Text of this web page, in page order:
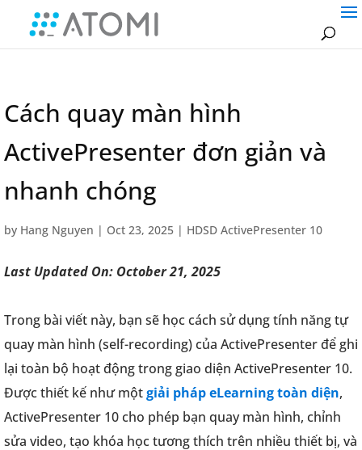
Cách quay màn hình
ActivePresenter đơn giản và
nhanh chóng
by Hang Nguyen | Oct 23, 2025 | HDSD ActivePresenter 10
Last Updated On: October 21, 2025
Trong bài viết này, bạn sẽ học cách sử dụng tính năng tự
quay màn hình (self-recording) của ActivePresenter để ghi
lại toàn bộ hoạt động trong giao diện ActivePresenter 10.
Được thiết kế như mộtgiải pháp eLearning toàn diện,
ActivePresenter 10 cho phép bạn quay màn hình, chỉnh
sửa video, tạo khóa học tương thích trên nhiều thiết bị, và